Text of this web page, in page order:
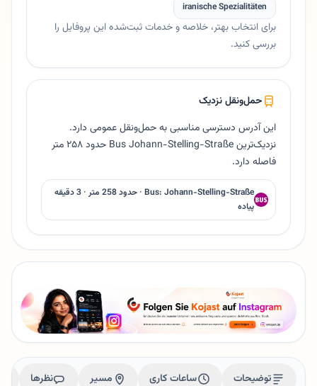
iranische Spezialitäten
برای انتخاب بهتر، خلاصه و خدمات ثبت‌شده این پروفایل را
بررسی کنید.
حمل‌ونقل نزدیک
این آدرس دسترسی مناسبی به حمل‌ونقل عمومی دارد.
نزدیک‌ترین Bus Johann-Stelling-Straße حدود ۲۵۸ متر
فاصله دارد.
Bus: Johann-Stelling-Straße · حدود 258 متر · 3 دقیقه
پیاده
توضیحات ساعات کاری مسیر نظرها